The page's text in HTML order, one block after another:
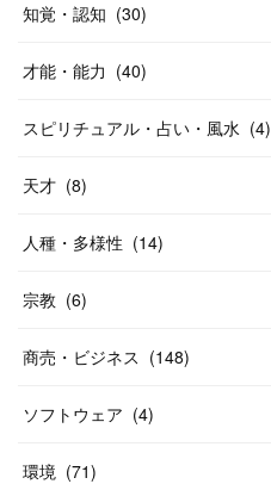
知覚・認知 (30)
才能・能力 (40)
スピリチュアル・占い・風水 (4)
天才 (8)
人種・多様性 (14)
宗教 (6)
商売・ビジネス (148)
ソフトウェア (4)
環境 (71)